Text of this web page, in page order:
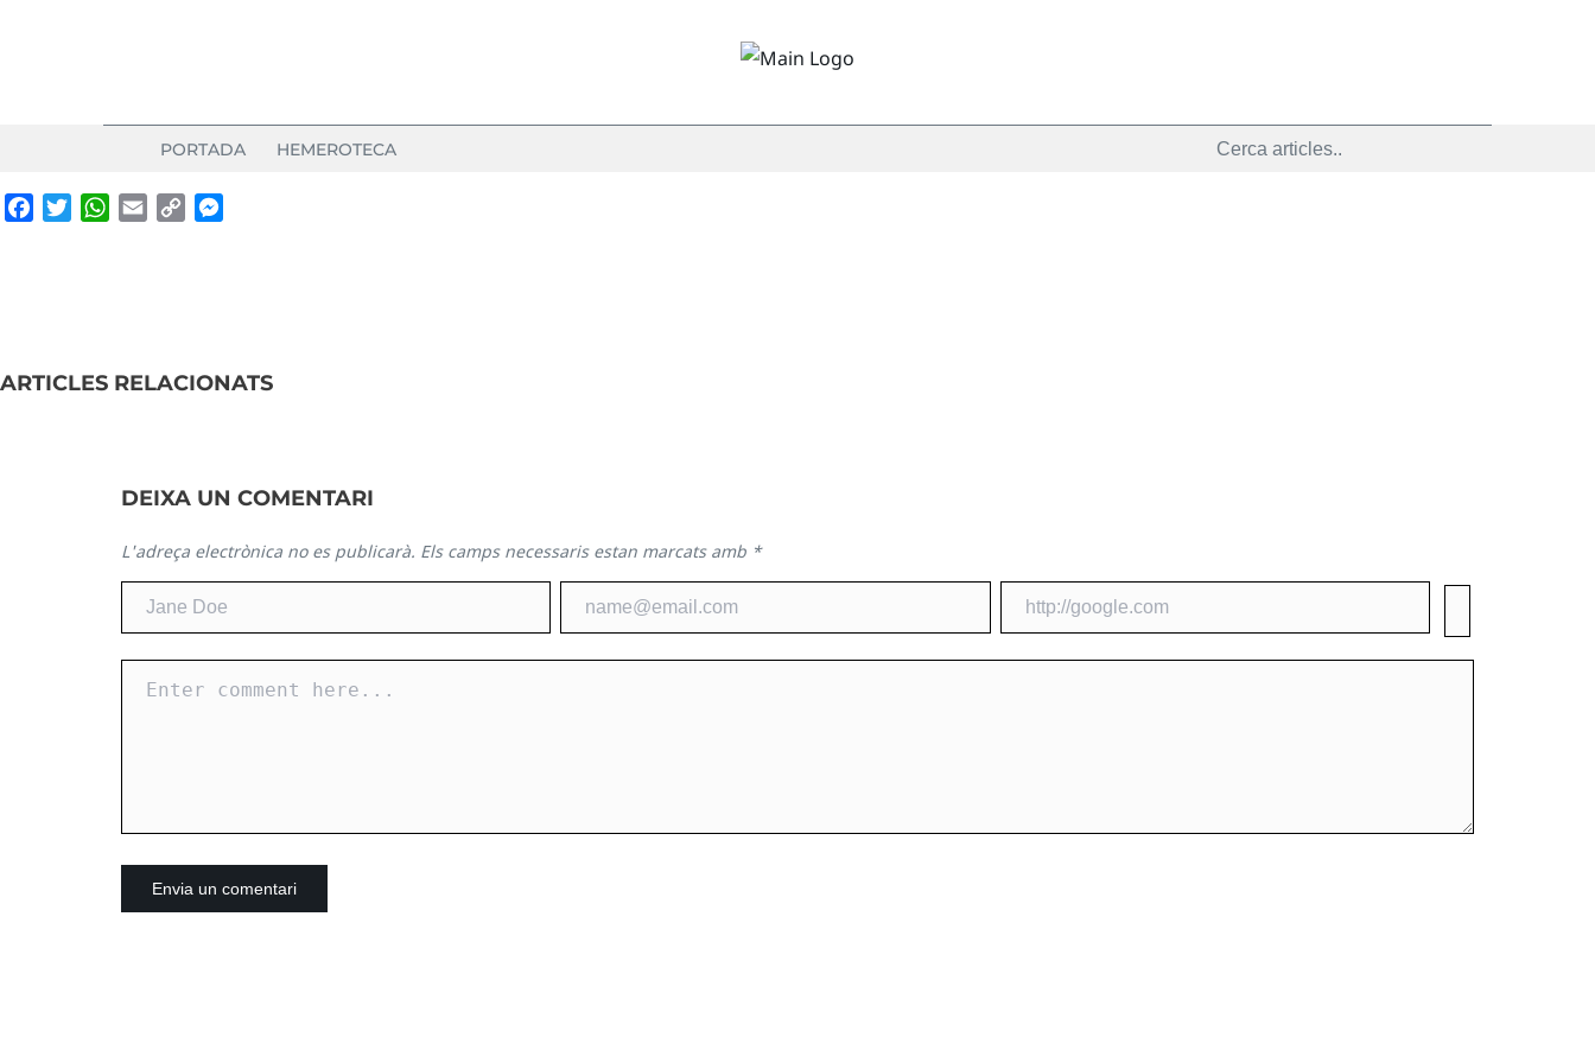
PORTADA HEMEROTECA
FacebookTwitterWhatsApp
Email Copy
ARTICLES RELACIONATS
DEIXA UN COMENTARI
L'adreça electrònica no es publicarà. Els camps necessaris estan marcats amb *